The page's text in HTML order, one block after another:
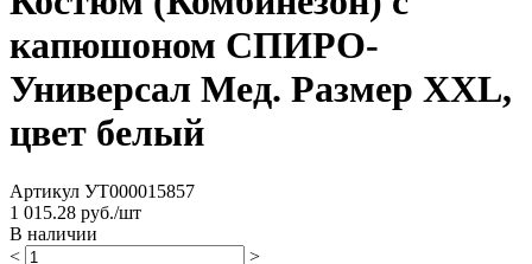
капюшоном СПИРО-
Универсал Мед. Размер XXL,
цвет белый
Артикул УТ000015857
1 015.28 руб./шт
В наличии
<
>